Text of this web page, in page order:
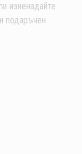
изненадайте
подаръчен